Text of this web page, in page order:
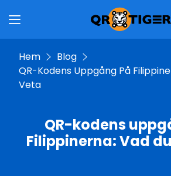
Hem
Blog
QR-Kodens Uppgång På
Veta
QR-kodens
Filippinerna: Vad